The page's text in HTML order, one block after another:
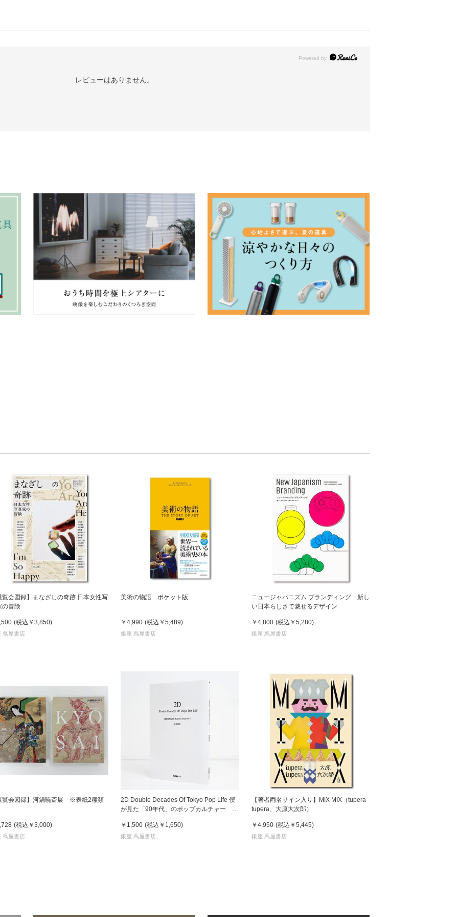
レビューはありません。
覧会図録】まなざしの奇跡 日本女性写
の冒険
(税込 ￥3,850)
蔦屋書店
美術の物語 ポケット版
￥4,990 (税込 ￥5,489)
銀座 蔦屋書店
ニュージャパニズム ブランディング 新し
い日本らしさで魅せるデザイン
￥4,800 (税込 ￥5,280)
銀座 蔦屋書店
覧会図録】河鍋暁斎展 ※表紙2種類
(税込 ￥3,000)
蔦屋書店
2D Double Decades Of Tokyo Pop Life 僕
が見た「90年代」のポップカルチャー 鈴
￥1,500 (税込 ￥1,650)
銀座 蔦屋書店
【著者両名サイン入り】MIX MIX（tupera
tupera、大原大次郎）
￥4,950 (税込 ￥5,445)
銀座 蔦屋書店